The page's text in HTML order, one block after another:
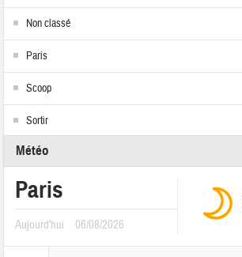
Non classé
Paris
Scoop
Sortir
Météo
Paris
Aujourd'hui 06/08/2026